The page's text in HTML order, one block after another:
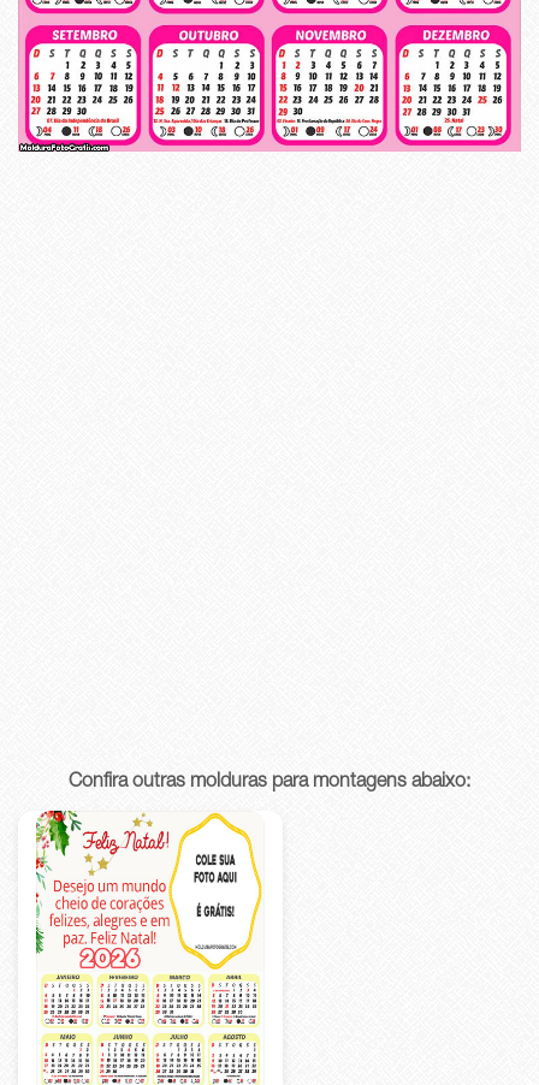
Confira outras molduras para montagens abaixo: